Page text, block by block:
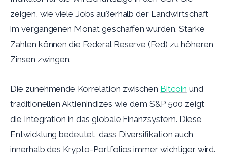
zeigen, wie viele Jobs außerhalb der Landwirtschaft
im vergangenen Monat geschaffen wurden. Starke
Zahlen können die Federal Reserve (Fed) zu höheren
Zinsen zwingen.
Die zunehmende Korrelation zwischen Bitcoin und
traditionellen Aktienindizes wie dem S&P 500 zeigt
die Integration in das globale Finanzsystem. Diese
Entwicklung bedeutet, dass Diversifikation auch
innerhalb des Krypto-Portfolios immer wichtiger wird.